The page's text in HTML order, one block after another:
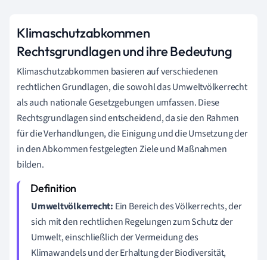
Klimaschutzabkommen
Rechtsgrundlagen und ihre Bedeutung
Klimaschutzabkommen basieren auf verschiedenen
rechtlichen Grundlagen, die sowohl das Umweltvölkerrecht
als auch nationale Gesetzgebungen umfassen. Diese
Rechtsgrundlagen sind entscheidend, da sie den Rahmen
für die Verhandlungen, die Einigung und die Umsetzung der
in den Abkommen festgelegten Ziele und Maßnahmen
bilden.
Umweltvölkerrecht: Ein Bereich des Völkerrechts, der
sich mit den rechtlichen Regelungen zum Schutz der
Umwelt, einschließlich der Vermeidung des
Klimawandels und der Erhaltung der Biodiversität,